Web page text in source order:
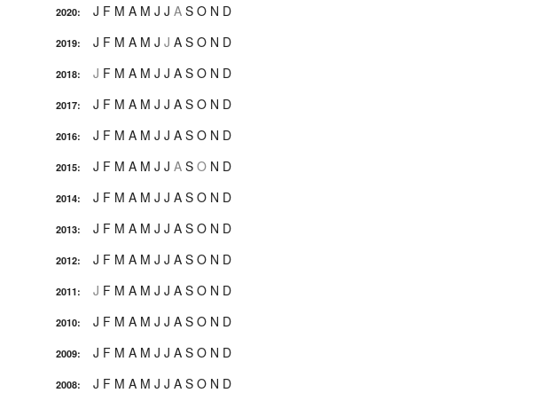
2020: J F M A M J J A S O N D
2019: J F M A M J J A S O N D
2018: J F M A M J J A S O N D
2017: J F M A M J J A S O N D
2016: J F M A M J J A S O N D
2015: J F M A M J J A S O N D
2014: J F M A M J J A S O N D
2013: J F M A M J J A S O N D
2012: J F M A M J J A S O N D
2011: J F M A M J J A S O N D
2010: J F M A M J J A S O N D
2009: J F M A M J J A S O N D
2008: J F M A M J J A S O N D